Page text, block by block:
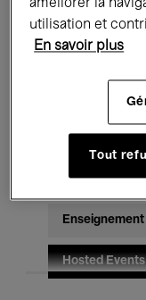
Rencontres &
Musique
Pour tous
Enseignement
Hosted Events
améliorer la
utilisation et
En savoir plus
Tout